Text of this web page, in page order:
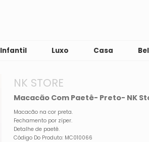
Infantil Luxo Casa
NK STORE
Macacão Com Paetê- Preto- NK
Macacão na cor preta.
Fechamento por zíper.
Detalhe de paetê.
Código Do Produto: MC010066